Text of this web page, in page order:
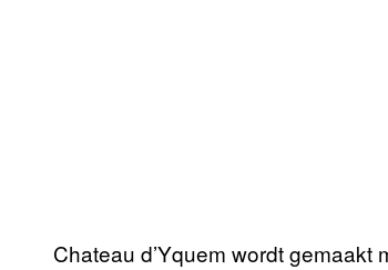
Chateau d’Yquem wordt